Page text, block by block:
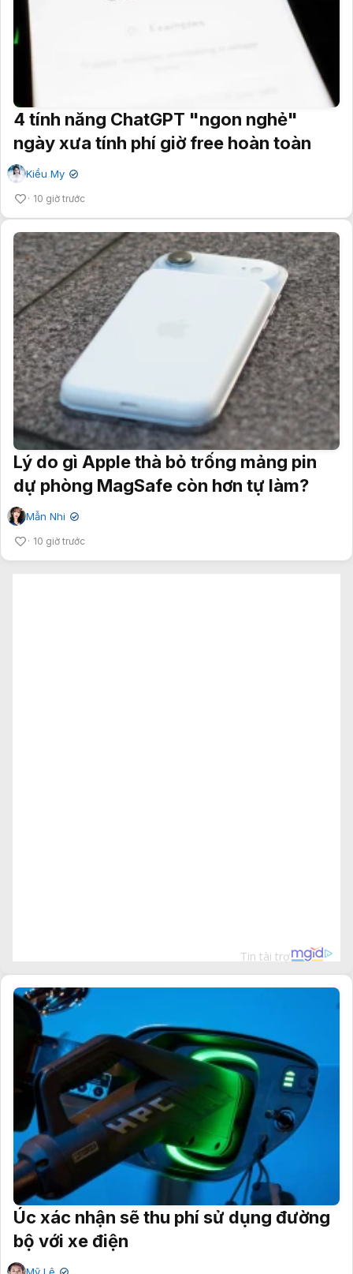
4 tính năng ChatGPT "ngon nghẻ"
ngày xưa tính phí giờ free hoàn toàn
Kiều My ✔
10 giờ trước
Lý do gì Apple thà bỏ trống mảng pin
dự phòng MagSafe còn hơn tự làm?
Mẫn Nhi ✔
10 giờ trước
Úc xác nhận sẽ thu phí sử dụng đường
bộ với xe điện
Mỹ Lệ